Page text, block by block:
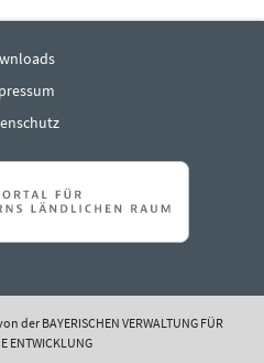
BAYERISCHEN VERWALTUNG FÜR
ENTWICKLUNG